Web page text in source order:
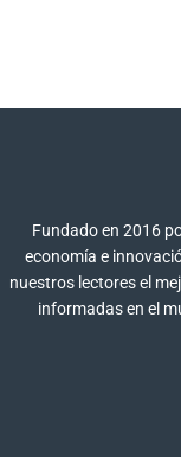
Fundado en 2016
economía e
nuestros lectores el
informadas en el